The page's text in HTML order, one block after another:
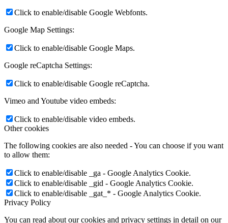
Click to enable/disable Google Webfonts.
Google Map Settings:
Click to enable/disable Google Maps.
Google reCaptcha Settings:
Click to enable/disable Google reCaptcha.
Vimeo and Youtube video embeds:
Click to enable/disable video embeds.
Other cookies
The following cookies are also needed - You can choose if you want
to allow them:
Click to enable/disable _ga - Google Analytics Cookie.
Click to enable/disable _gid - Google Analytics Cookie.
Click to enable/disable _gat_* - Google Analytics Cookie.
Privacy Policy
You can read about our cookies and privacy settings in detail on our